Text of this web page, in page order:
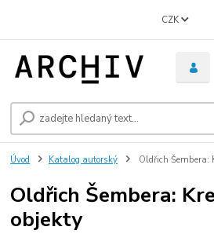
CZK
Úvod Katalog autorský Oldřich Šembera:
Oldřich Šembera:
objekty